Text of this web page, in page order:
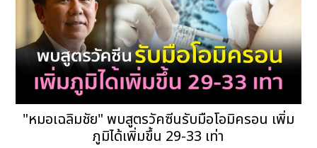
"หมอเฉลิมชัย" พบสูตรวัคซีนรับมือโอมิครอน เพิ่ม
ภูมิได้เพิ่มขึ้น 29-33 เท่า